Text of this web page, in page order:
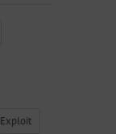
Exploit